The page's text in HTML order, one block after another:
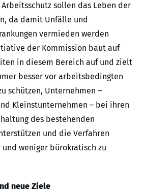
sollen das Leben der
da damit Unfälle und
vermieden werden
der Kommission baut auf
in diesem Bereich auf und zielt
besser vor arbeitsbedingten
schützen, Unternehmen –
Kleinstunternehmen – bei ihren
des bestehenden
und die Verfahren
weniger bürokratisch zu
neue Ziele